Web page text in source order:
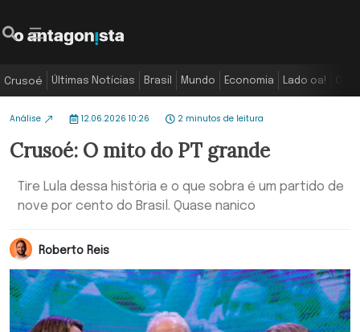
Crusoé Últimas Notícias Brasil Mundo Economia Lado oa!
Análise 12.06.2026 10:26 2 minutos de leitura
Crusoé: O mito do PT grande
Tire Lula dessa história e o que sobra é um partido de
nove por cento do Brasil. Quase nanico
Roberto Reis